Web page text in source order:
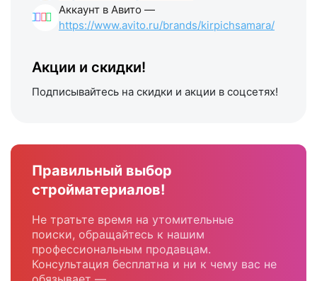
Аккаунт в Авито —
https://www.avito.ru/brands/kirpichsamara/
Акции и скидки!
Подписывайтесь на скидки и акции в соцсетях!
Правильный выбор
стройматериалов!
Не тратьте время на утомительные
поиски, обращайтесь к нашим
профессиональным продавцам.
Консультация бесплатна и ни к чему вас не